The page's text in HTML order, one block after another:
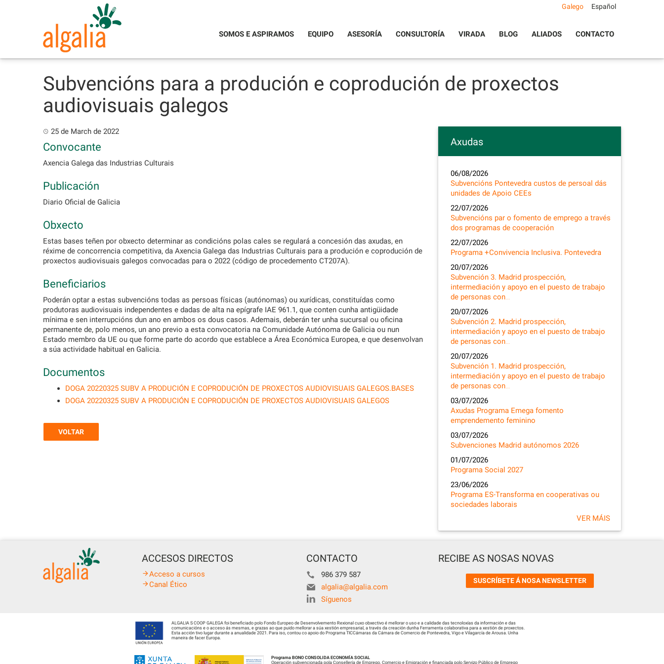
SOMOS E ASPIRAMOS
EQUIPO ASESORÍA CONSULTORÍA VIRADA BLOG ALIADOS CONTACTO
Galego Español
Subvencións para a produción e coprodución de proxectos
audiovisuais galegos
25 de March de 2022
Convocante
Axencia Galega das Industrias Culturais
Publicación
Diario Oficial de Galicia
Obxecto
Estas bases teñen por obxecto determinar as condicións polas cales se regulará a concesión das axudas, en
réxime de concorrencia competitiva, da Axencia Galega das Industrias Culturais para a produción e coprodución de
proxectos audiovisuais galegos convocadas para o 2022 (código de procedemento CT207A).
Beneficiarios
Poderán optar a estas subvencións todas as persoas físicas (autónomas) ou xurídicas, constituídas como
produtoras audiovisuais independentes e dadas de alta na epígrafe IAE 961.1, que conten cunha antigüidade
mínima e sen interrupcións dun ano en ambos os dous casos. Ademais, deberán ter unha sucursal ou oficina
permanente de, polo menos, un ano previo a esta convocatoria na Comunidade Autónoma de Galicia ou nun
Estado membro da UE ou que forme parte do acordo que establece a Área Económica Europea, e que desenvolvan
a súa actividade habitual en Galicia.
Documentos
DOGA 20220325 SUBV A PRODUCIÓN E COPRODUCIÓN DE PROXECTOS AUDIOVISUAIS GALEGOS.BASES
DOGA 20220325 SUBV A PRODUCIÓN E COPRODUCIÓN DE PROXECTOS AUDIOVISUAIS GALEGOS
VOLTAR
Axudas
06/08/2026
Subvencións Pontevedra custos de persoal dás
unidades de Apoio CEEs
22/07/2026
Subvencións par o fomento de emprego a través
dos programas de cooperación
22/07/2026
Programa +Convivencia Inclusiva. Pontevedra
20/07/2026
Subvención 3. Madrid prospección,
intermediación y apoyo en el puesto de trabajo
de personas con…
20/07/2026
Subvención 2. Madrid prospección,
intermediación y apoyo en el puesto de trabajo
de personas con…
20/07/2026
Subvención 1. Madrid prospección,
intermediación y apoyo en el puesto de trabajo
de personas con…
03/07/2026
Axudas Programa Emega fomento
emprendemento feminino
03/07/2026
Subvenciones Madrid autónomos 2026
01/07/2026
Programa Social 2027
23/06/2026
Programa ES-Transforma en cooperativas ou
sociedades laborais
VER MÁIS
ACCESOS DIRECTOS
Acceso a cursos
Canal Ético
CONTACTO
986 379 587
algalia@algalia.com
Síguenos
RECIBE AS NOSAS NOVAS
SUSCRÍBETE Á NOSA NEWSLETTER
ALGALIA S COOP GALEGA foi beneficiado polo Fondo Europeo de Desenvolvemento Rexional cuxo obxectivo é mellorar o uso e a calidade das tecnoloxías da información e das
comunicacións e o acceso ás mesmas, e grazas ao que puido mellorar a súa xestión empresarial, a través da creación dunha Ferramenta colaborativa para a xestión de proxectos.
Esta acción tivo lugar durante a anualidade 2021. Para iso, contou co apoio do Programa TICCámaras da Cámara de Comercio de Pontevedra, Vigo e Vilagarcía de Arousa. Unha
maneira de facer Europa.
Programa BONO CONSOLIDA ECONOMÍA SOCIAL
Operación subvencionada pola Consellería de Emprego, Comercio e Emigración e financiada polo Servizo Público de Emprego